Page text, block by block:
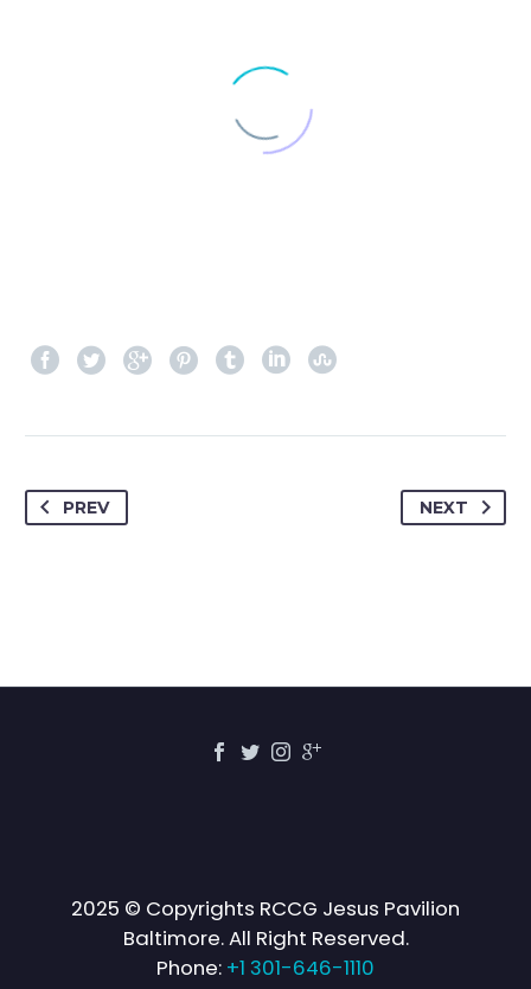
PREV NEXT
2025 © Copyrights RCCG Jesus Pavilion
Baltimore. All Right Reserved.
Phone: +1 301-646-1110